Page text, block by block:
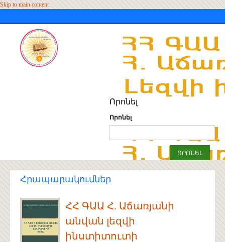
Skip to main content
Որոնել
Որոնել
Հրապարակումներ
ՀՀ ԳԱԱ Հ. Աճառյանի
անվան լեզվի
ինստիտուտի